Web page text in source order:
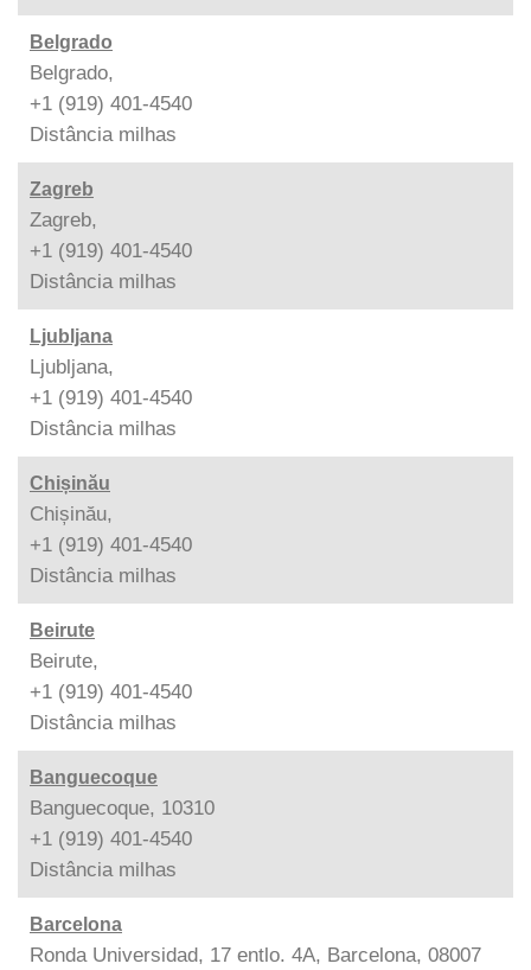
Belgrado
Belgrado,
+1 (919) 401-4540
Distância milhas
Zagreb
Zagreb,
+1 (919) 401-4540
Distância milhas
Ljubljana
Ljubljana,
+1 (919) 401-4540
Distância milhas
Chișinău
Chișinău,
+1 (919) 401-4540
Distância milhas
Beirute
Beirute,
+1 (919) 401-4540
Distância milhas
Banguecoque
Banguecoque, 10310
+1 (919) 401-4540
Distância milhas
Barcelona
Ronda Universidad, 17 entlo. 4A, Barcelona, 08007